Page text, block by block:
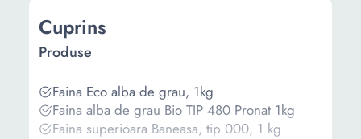
Cuprins
Produse
Faina Eco alba de grau, 1kg
Faina alba de grau Bio TIP 480 Pronat 1kg
Faina superioara Baneasa, tip 000, 1 kg